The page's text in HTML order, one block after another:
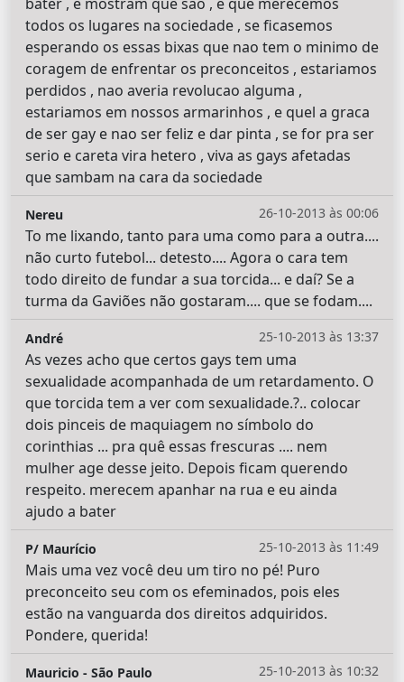
todos os lugares na sociedade , se ficasemos
esperando os essas bixas que nao tem o minimo de
coragem de enfrentar os preconceitos , estariamos
perdidos , nao averia revolucao alguma ,
estariamos em nossos armarinhos , e quel a graca
de ser gay e nao ser feliz e dar pinta , se for pra ser
serio e careta vira hetero , viva as gays afetadas
que sambam na cara da sociedade
26-10-2013 às 00:06
Nereu
To me lixando, tanto para uma como para a outra....
não curto futebol... detesto.... Agora o cara tem
todo direito de fundar a sua torcida... e daí? Se a
turma da Gaviões não gostaram.... que se fodam....
25-10-2013 às 13:37
André
As vezes acho que certos gays tem uma
sexualidade acompanhada de um retardamento. O
que torcida tem a ver com sexualidade.?.. colocar
dois pinceis de maquiagem no símbolo do
corinthias ... pra quê essas frescuras .... nem
mulher age desse jeito. Depois ficam querendo
respeito. merecem apanhar na rua e eu ainda
ajudo a bater
25-10-2013 às 11:49
P/ Maurício
Mais uma vez você deu um tiro no pé! Puro
preconceito seu com os efeminados, pois eles
estão na vanguarda dos direitos adquiridos.
Pondere, querida!
25-10-2013 às 10:32
Mauricio - São Paulo